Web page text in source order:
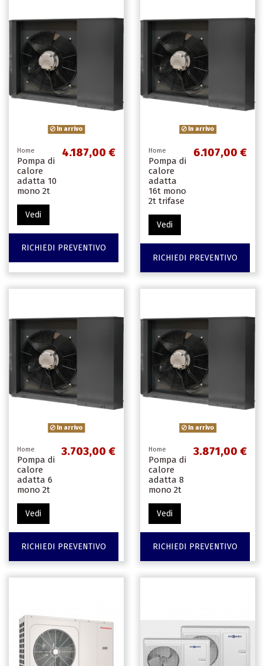
In arrivo
Home
Pompa di
calore
adatta 10
mono 2t
4.187,00 €
Vedi
RICHIEDI PREVENTIVO
In arrivo
Home
Pompa di
calore
adatta
16t mono
2t trifase
6.107,00 €
Vedi
RICHIEDI PREVENTIVO
In arrivo
Home
Pompa di
calore
adatta 6
mono 2t
3.703,00 €
Vedi
RICHIEDI PREVENTIVO
In arrivo
Home
Pompa di
calore
adatta 8
mono 2t
3.871,00 €
Vedi
RICHIEDI PREVENTIVO